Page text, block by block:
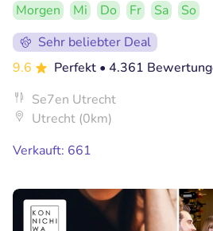
Morgen Mi Do Fr Sa
So
Sehr beliebter Deal
9.6
Perfekt • 4.361
Se7en Utrecht
Utrecht (0km)
Verkauft: 661